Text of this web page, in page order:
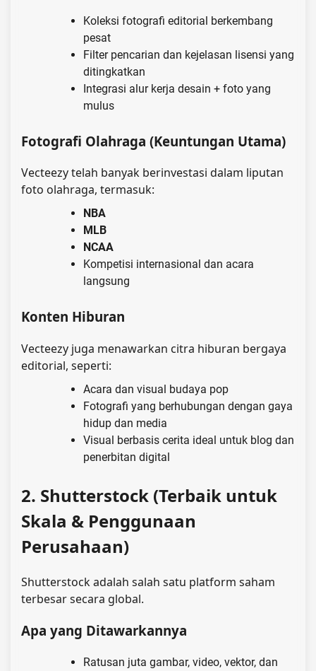
Koleksi fotografi editorial berkembang
pesat
Filter pencarian dan kejelasan lisensi yang
ditingkatkan
Integrasi alur kerja desain + foto yang
mulus
Fotografi Olahraga (Keuntungan Utama)
Vecteezy telah banyak berinvestasi dalam liputan
foto olahraga, termasuk:
NBA
MLB
NCAA
Kompetisi internasional dan acara
langsung
Konten Hiburan
Vecteezy juga menawarkan citra hiburan bergaya
editorial, seperti:
Acara dan visual budaya pop
Fotografi yang berhubungan dengan gaya
hidup dan media
Visual berbasis cerita ideal untuk blog dan
penerbitan digital
2. Shutterstock (Terbaik untuk
Skala & Penggunaan
Perusahaan)
Shutterstock adalah salah satu platform saham
terbesar secara global.
Apa yang Ditawarkannya
Ratusan juta gambar, video, vektor, dan